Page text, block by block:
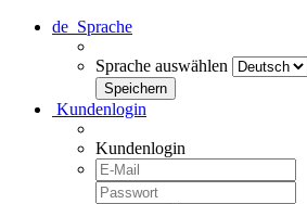
de Sprache
Sprache auswählen
Kundenlogin
Kundenlogin